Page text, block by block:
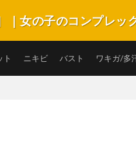
｜女の子のコンプレッ
悩みがいっぱい。女の子の毎日を楽
ト ニキビ バスト ワキガ/多